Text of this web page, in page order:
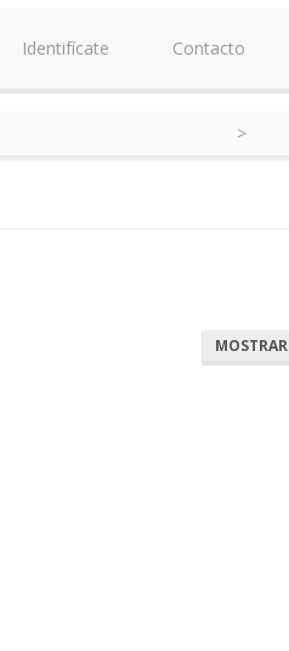
Identifícate Contacto
MOSTRAR